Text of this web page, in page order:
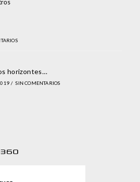
horizontes…
/ SIN COMENTARIOS